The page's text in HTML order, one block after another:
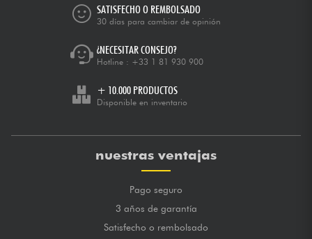
SATISFECHO O REMBOLSADO
30 días para cambiar de opinión
¿NECESITAR CONSEJO?
Hotline : +33 1 81 930 900
+ 10.000 PRODUCTOS
Disponible en inventario
nuestras ventajas
Pago seguro
3 años de garantía
Satisfecho o rembolsado